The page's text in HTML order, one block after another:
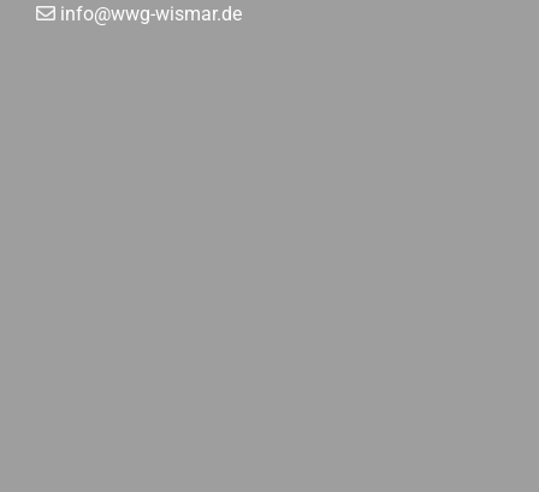
info@wwg-wismar.de